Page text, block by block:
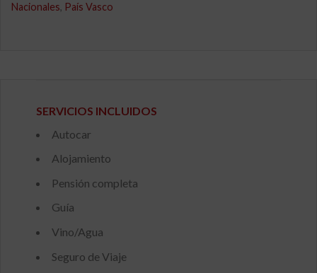
Nacionales, País Vasco
SERVICIOS INCLUIDOS
Autocar
Alojamiento
Pensión completa
Guía
Vino/Agua
Seguro de Viaje